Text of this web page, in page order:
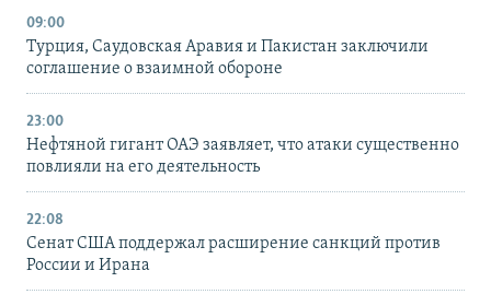
09:00
Турция, Саудовская Аравия и Пакистан заключили
соглашение о взаимной обороне
23:00
Нефтяной гигант ОАЭ заявляет, что атаки существенно
повлияли на его деятельность
22:08
Сенат США поддержал расширение санкций против
России и Ирана